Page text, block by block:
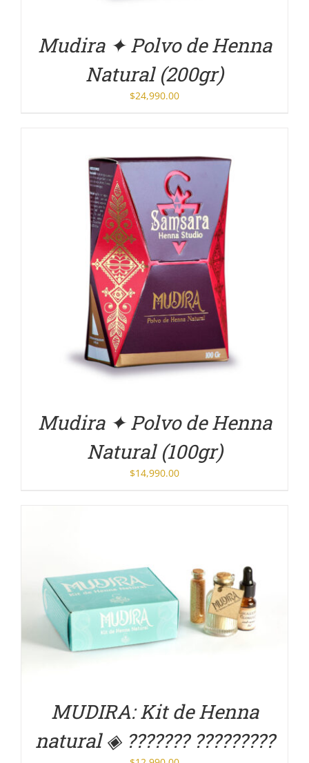
Mudira ✦ Polvo de Henna
Natural (200gr)
$24,990.00
DETALLES
Mudira ✦ Polvo de Henna
Natural (100gr)
$14,990.00
DETALLES
MUDIRA: Kit de Henna
natural ◈ ??????? ?????????